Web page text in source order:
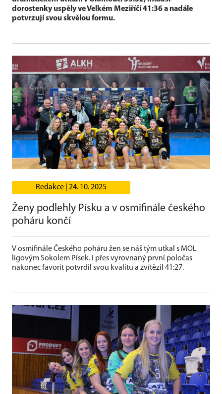
dorostenky uspěly ve Velkém Meziříčí 41:36 a nadále
potvrzují svou skvělou formu.
Redakce | 24. 10. 2025
Ženy podlehly Písku a v osmifinále českého
poháru končí
V osmifinále Českého poháru žen se náš tým utkal s MOL
ligovým Sokolem Písek. I přes vyrovnaný první poločas
nakonec favorit potvrdil svou kvalitu a zvítězil 41:27.